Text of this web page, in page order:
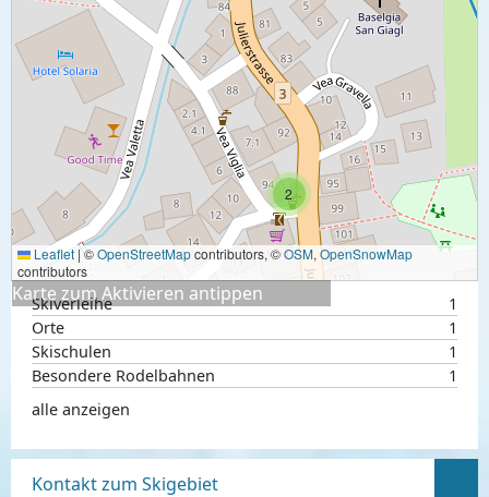
Skiverleihe
1
Orte
1
Skischulen
1
Besondere Rodelbahnen
1
alle anzeigen
2
Leaflet |©OpenStreetMapcontributors, ©OSM, OpenSnowMap
contributors
Karte zum Aktivieren antippen
Kontakt zum Skigebiet